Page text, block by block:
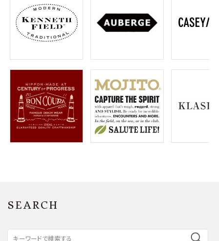
プライバシーポリシー
特定商取引法について
お問い合わせ
OFFICIAL WEB SITE
ACCOUNT MENU
ようこそ ゲスト 様
meeting_room ログイン 会員登録
SEARCH